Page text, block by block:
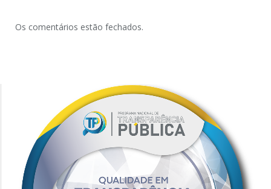
Os comentários estão fechados.